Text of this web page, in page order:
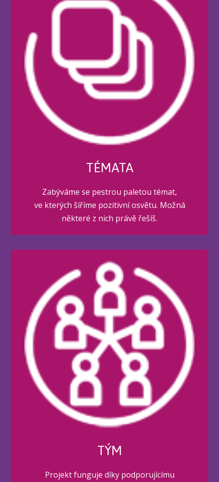
TÉMATA
Zabýváme se pestrou paletou témat,
ve kterých šíříme pozitivní osvětu. Možná
některé z nich právě řešíš.
TÝM
Projekt funguje díky podporujícímu